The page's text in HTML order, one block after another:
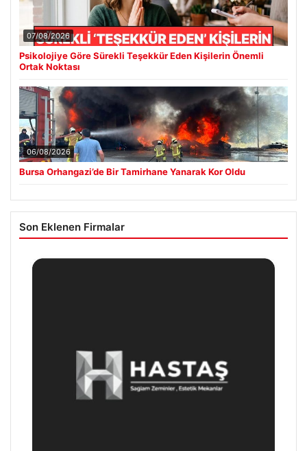
07/08/2026
Psikolojiye Göre Sürekli Teşekkür Eden Kişilerin Önemli
Ortak Noktası
06/08/2026
Bursa Orhangazi’de Bir Tamirhane Yanarak Kor Oldu
Son Eklenen Firmalar